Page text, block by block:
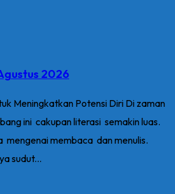
2026
Meningkatkan Potensi Diri Di zaman
ini cakupan literasi semakin luas.
mengenai membaca dan menulis.
sudut...